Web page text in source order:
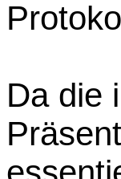
Da die